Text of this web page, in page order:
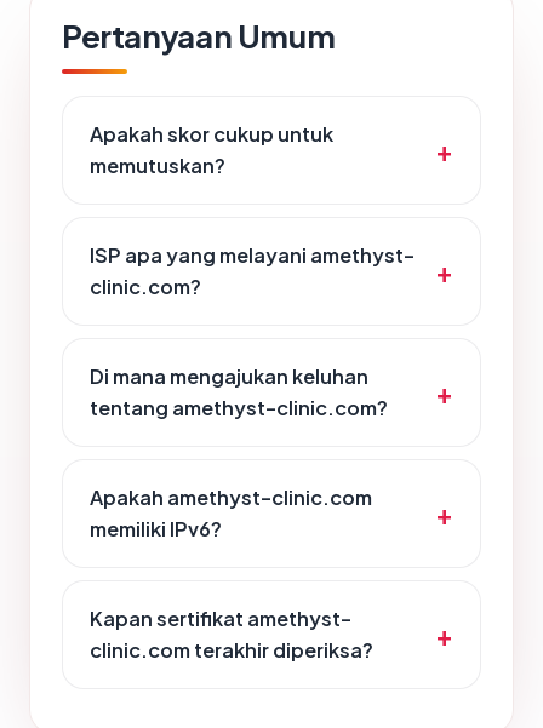
Pertanyaan Umum
Apakah skor cukup untuk
memutuskan?
ISP apa yang melayani amethyst-
clinic.com?
Di mana mengajukan keluhan
tentang amethyst-clinic.com?
Apakah amethyst-clinic.com
memiliki IPv6?
Kapan sertifikat amethyst-
clinic.com terakhir diperiksa?